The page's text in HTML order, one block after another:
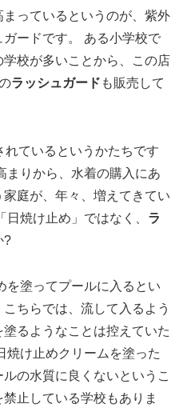
っているというのが、紫外
ードです。 ある小学校で
校が多いことから、この店
ラッシュガード も販売して
れているというかたちです
まりから、水着の購入にあ
家庭が、年々、増えてきてい
焼け止め」ではなく、 ラ
?
を塗ってプールに入るとい
ちらでは、流して入るよう
るようなことは控えていた
焼け止めクリームを塗った
の水質に良くないというこ
止している学校もありま